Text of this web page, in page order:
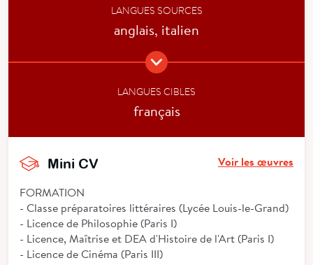
LANGUES SOURCES
anglais, italien
LANGUES CIBLES
français
Mini CV Voir les œuvres
FORMATION
- Classe préparatoires littéraires (Lycée Louis-le-Grand)
- Licence de Philosophie (Paris I)
- Licence, Maîtrise et DEA d'Histoire de l'Art (Paris I)
- Licence de Cinéma (Paris III)